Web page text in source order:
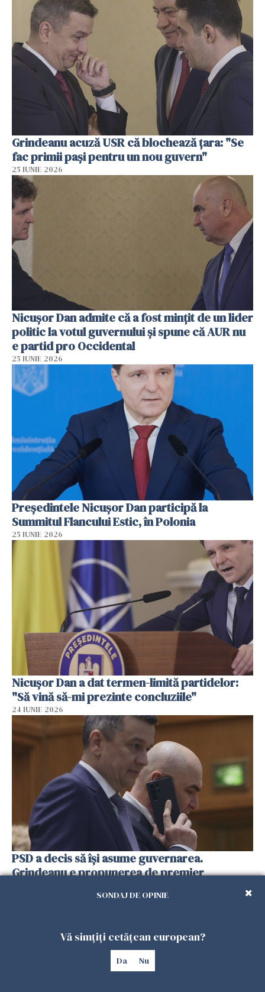
Grindeanu acuză USR că blochează țara: "Se
fac primii pași pentru un nou guvern"
25 IUNIE 2026
Nicușor Dan admite că a fost mințit de un lider
politic la votul guvernului și spune că AUR nu
e partid pro Occidental
25 IUNIE 2026
Preşedintele Nicuşor Dan participă la
Summitul Flancului Estic, în Polonia
25 IUNIE 2026
Nicușor Dan a dat termen-limită partidelor:
"Să vină să-mi prezinte concluziile"
24 IUNIE 2026
PSD a decis să îşi asume guvernarea.
Grindeanu e propunerea de premier
SONDAJ DE OPINIE
Vă simțiți cetățean european?
Da Nu